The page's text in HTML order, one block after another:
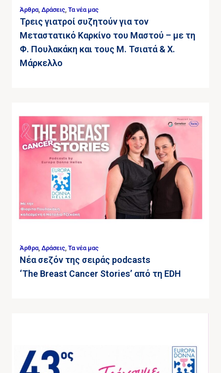
Άρθρα Δράσεις Τα νέα μας
Τρεις γιατροί συζητούν για τον
Μεταστατικό Καρκίνο του Μαστού – με τη
Φ. Πουλακάκη και τους Μ. Τσιατά & Χ.
Μάρκελλο
Άρθρα Δράσεις Τα νέα μας
Νέα σεζόν της σειράς podcasts
‘The Breast Cancer Stories’ από τη EDH